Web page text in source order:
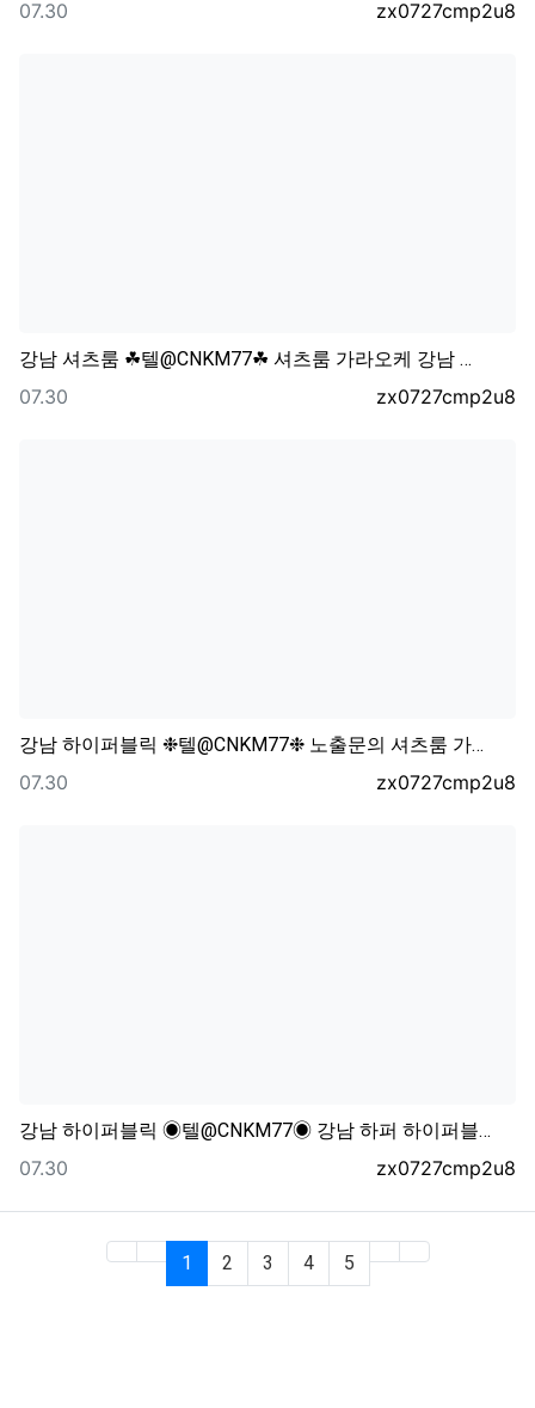
등록자
zx0727cmp2u8
등록일
07.30
강남 셔츠룸 ☘텔@CNKM77☘ 셔츠룸 가라오케 강남 …
등록자
zx0727cmp2u8
등록일
07.30
강남 하이퍼블릭 ❉텔@CNKM77❉ 노출문의 셔츠룸 가…
등록자
zx0727cmp2u8
등록일
07.30
강남 하이퍼블릭 ◉텔@CNKM77◉ 강남 하퍼 하이퍼블…
등록자
zx0727cmp2u8
등록일
07.30
1 (current)
2 3 4 5